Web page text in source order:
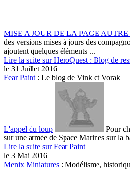
MISE A JOUR DE LA PAGE AUTRE
des versions mises à jours des
ajoutent quelques éléments ...
Lire la suite sur HeroQuest : Blog de
le 31 Juillet 2016
Fear Paint : Le blog de Vink et Vorak
L'appel du loup
Pour
sur une armée de Space Marines sur la
Lire la suite sur Fear Paint
le 3 Mai 2016
Menix Miniatures : Modélisme,